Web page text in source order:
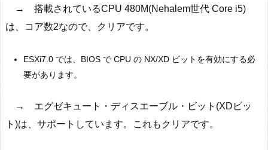
→ 搭載されているCPU 480M(Nehalem世代 Core i5)
は、コア数2なので、クリアです。
ESXi7.0 では、BIOS で CPU の NX/XD ビットを有効にする必
要があります。
→ エグゼキュート・ディスエーブル・ビット(XDビッ
ト)は、サポートしています。これもクリアです。